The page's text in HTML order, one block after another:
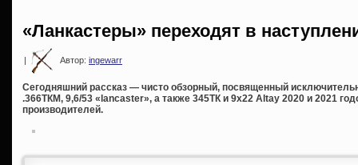
«Ланкастеры» переходят в
| Автор: ingewarr
Сегодняшний рассказ — чисто обзорный, посвященный
.366ТКМ, 9,6/53 «lancaster», а также 345ТК и 9х22 Altay 2020 и 2021
производителей.